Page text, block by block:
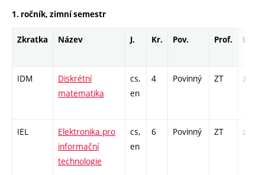
1. ročník, zimní semestr
Zkratka Název J. Kr. Pov. Prof. Uk.
IDM
Diskrétní
matematika
cs,
en
4 Povinný ZT zá,zk
IEL
Elektronika pro
informační
technologie
cs,
en
6 Povinný ZT zá,zk